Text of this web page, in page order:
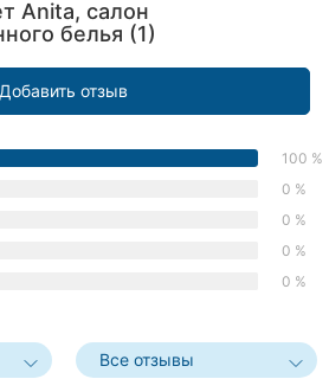
Anita, салон
белья (1)
Добавить отзыв
100 %
0 %
0 %
0 %
0 %
Все отзывы